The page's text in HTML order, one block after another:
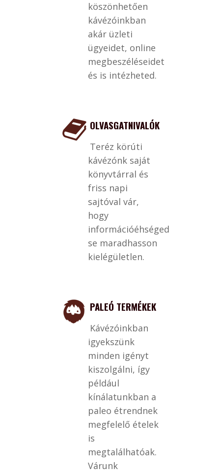
köszönhetően
kávézóinkban
akár üzleti
ügyeidet, online
megbeszéléseidet
és is intézheted.
OLVASGATNIVALÓK
Teréz körúti
kávézónk saját
könyvtárral és
friss napi
sajtóval vár,
hogy
információéhséged
se maradhasson
kielégületlen.
PALEÓ TERMÉKEK
Kávézóinkban
igyekszünk
minden igényt
kiszolgálni, így
például
kínálatunkban a
paleo étrendnek
megfelelő ételek
is
megtalálhatóak.
Várunk